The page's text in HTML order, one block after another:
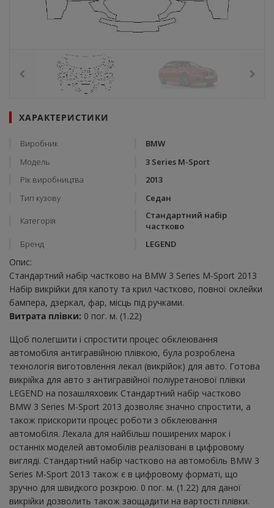
ХАРАКТЕРИСТИКИ
Виробник
BMW
Модель
3 Series M-Sport
Рік виробництва
2013
Тип кузову
Седан
Категорія
Стандартний набір
частково
Бренд
LEGEND
Опис:
Стандартний набір частково на BMW 3 Series M-Sport 2013
Набір викрійки для капоту та крил частково, повної оклейки
бампера, дзеркал, фар, місць під ручками.
Витрата плівки: 0 пог. м. (1.22)
Щоб полегшити і спростити процес обклеювання
автомобіля антигравійною плівкою, була розроблена
технологія виготовлення лекал (викрійок) для авто. Готова
викрійка для авто з антигравійної поліуретанової плівки
LEGEND на позашляховик Стандартний набір частково
BMW 3 Series M-Sport 2013 дозволяє значно спростити, а
також прискорити процес роботи з обклеювання
автомобіля. Лекала для найбільш поширених марок і
останніх моделей автомобілів реалізовані в цифровому
вигляді. Стандартний набір частково на автомобіль BMW 3
Series M-Sport 2013 також є в цифровому форматі, що
зручно для швидкого розкрою. 0 пог. м. (1.22) для даної
викрійки дозволить також заощадити на вартості плівки.